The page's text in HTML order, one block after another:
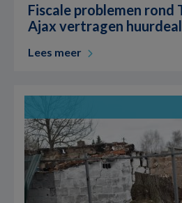
Fiscale problemen rond
Ajax vertragen huurdeal
Lees meer